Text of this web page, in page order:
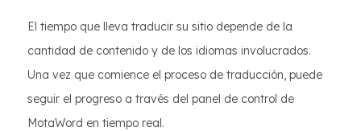
El tiempo que lleva traducir su sitio depende de la
cantidad de contenido y de los idiomas involucrados.
Una vez que comience el proceso de traducción, puede
seguir el progreso a través del panel de control de
MotaWord en tiempo real.